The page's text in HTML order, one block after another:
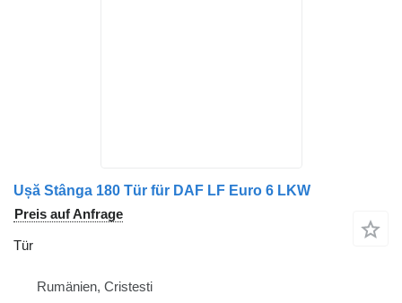
Ușă Stânga 180 Tür für DAF LF Euro 6 LKW
Preis auf Anfrage
Tür
Rumänien, Cristesti